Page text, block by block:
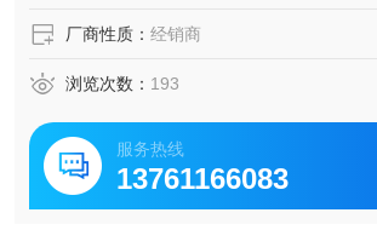
6.检测指标齐全：炎症因子、血管生成素、
子、趋化因子、生长因子、基质金属蛋白酶
厂商性质： 经销商
浏览次数： 193
服务热线
13761166083